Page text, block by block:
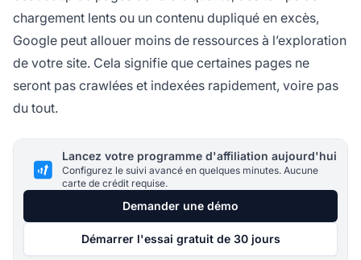
chargement lents ou un contenu dupliqué en excès,
Google peut allouer moins de ressources à l’exploration
de votre site. Cela signifie que certaines pages ne
seront pas crawlées et indexées rapidement, voire pas
du tout.
Lancez votre programme d'affiliation aujourd'hui
Configurez le suivi avancé en quelques minutes. Aucune
carte de crédit requise.
Demander une démo
Démarrer l'essai gratuit de 30 jours